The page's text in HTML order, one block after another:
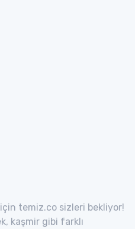
temiz.co sizleri bekliyor!
kaşmir gibi farklı